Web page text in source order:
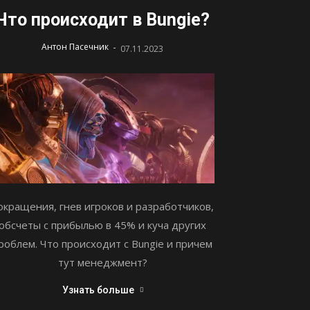
происходит в Bungie?
Антон Пасечник - 07.11.2023
гнев игроков и разработчиков,
с прибылью в 45% и куча других
Что происходит с Bungie и причем
тут менеджмент?
Узнать больше